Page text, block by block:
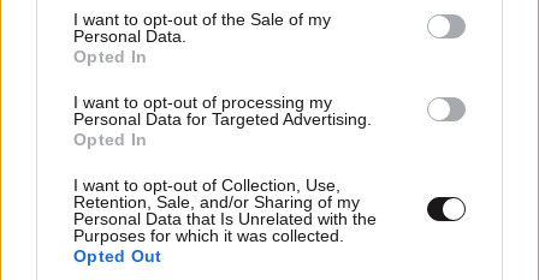
consent section.
I want to opt-out of the Sale of my
Personal Data.
Opted In
I want to opt-out of processing my
Personal Data for Targeted Advertising.
Opted In
I want to opt-out of Collection, Use,
Retention, Sale, and/or Sharing of my
Personal Data that Is Unrelated with the
Purposes for which it was collected.
Opted Out
Ποιοι φορολογούμενοι θα λάβουν email ή
τηλεφώνημα από την ΑΑΔΕ για φορολογικές
εκκρεμότητες